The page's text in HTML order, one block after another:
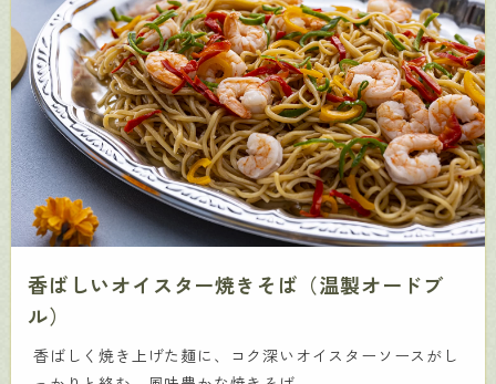
香ばしいオイスター焼きそば（温製オードブ
ル）
香ばしく焼き上げた麺に、コク深いオイスターソースがし